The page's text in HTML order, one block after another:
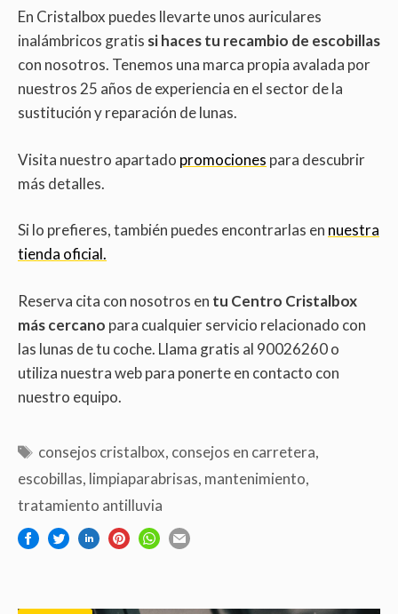
En Cristalbox puedes llevarte unos auriculares
inalámbricos gratis si haces tu recambio de escobillas
con nosotros. Tenemos una marca propia avalada por
nuestros 25 años de experiencia en el sector de la
sustitución y reparación de lunas.
Visita nuestro apartado promociones para descubrir
más detalles.
Si lo prefieres, también puedes encontrarlas en nuestra
tienda oficial.
Reserva cita con nosotros en tu Centro Cristalbox
más cercano para cualquier servicio relacionado con
las lunas de tu coche. Llama gratis al 90026260 o
utiliza nuestra web para ponerte en contacto con
nuestro equipo.
consejos cristalbox, consejos en carretera,
escobillas, limpiaparabrisas, mantenimiento,
tratamiento antilluvia